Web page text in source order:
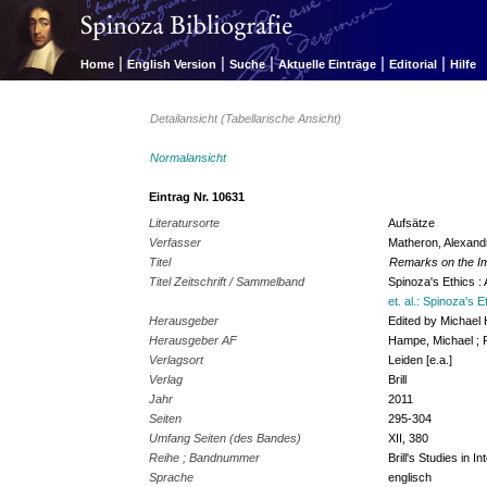
Home | English Version | Suche | Aktuelle Einträge | Editorial | Hilfe
Detailansicht (Tabellarische Ansicht)
Normalansicht
Eintrag Nr. 10631
Literatursorte
Aufsätze
Verfasser
Matheron,
Titel
Remarks on the
Titel Zeitschrift / Sammelband
Spinoza's Ethics :
et. al.: Spinoza's
Herausgeber
Edited by Michael
Herausgeber AF
Hampe, Michael ;
Verlagsort
Leiden [e.a.]
Verlag
Brill
Jahr
2011
Seiten
295-304
Umfang Seiten (des Bandes)
XII, 380
Reihe ; Bandnummer
Brill's Studies in
Sprache
englisch